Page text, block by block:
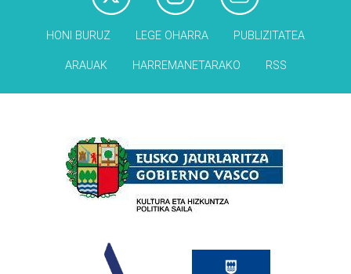
HONI BURUZ LEGE OHARRA PUBLIZITATEA
ARAUAK HARREMANETARAKO RSS